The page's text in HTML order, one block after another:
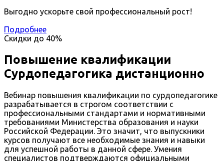
Выгодно ускорьте свой профессиональный рост!
Подробнее
Скидки до 40%
Повышение квалификации
Сурдопедагогика дистанционно
Вебинар повышения квалификации по сурдопедагогике
разрабатывается в строгом соответствии с
профессиональными стандартами и нормативными
требованиями Министерства образования и науки
Российской Федерации. Это значит, что выпускники
курсов получают все необходимые знания и навыки
для успешной работы в данной сфере. Умения
специалистов подтверждаются официальными